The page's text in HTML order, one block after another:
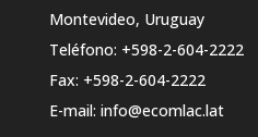
Montevideo, Uruguay
Teléfono: +598-2-604-2222
Fax: +598-2-604-2222
E-mail: info@ecomlac.lat